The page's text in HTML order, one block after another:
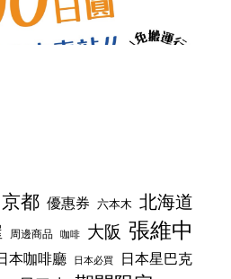
京都 優惠券 六本木 北海道
周邊商品 咖啡 大阪 張維中
本咖啡廳 日本必買 日本星巴克